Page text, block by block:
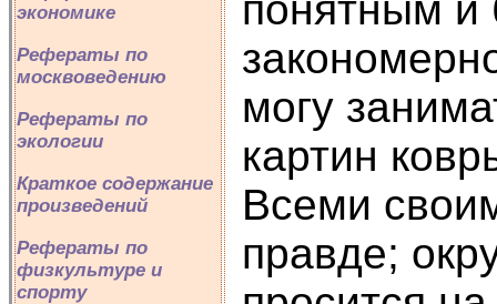
экономике
Рефераты по
москвоведению
Рефераты по
экологии
Краткое содержание
произведений
Рефераты по
физкультуре и
спорту
могу
картин
Всеми
правде;